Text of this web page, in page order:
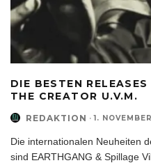
DIE BESTEN
THE CREATOR U.V.M.
REDAKTION · 1.
Die internationalen Neuheiten
sind EARTHGANG & Spillage